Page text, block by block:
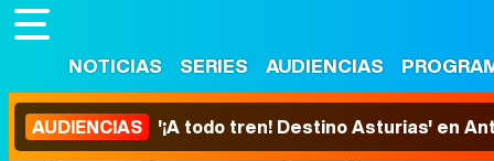
NOTICIAS SERIES AUDIENCIAS
AUDIENCIAS '¡A todo tren! Destino Asturias' en